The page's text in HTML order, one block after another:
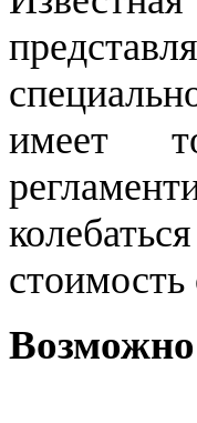
имеет
стоимость
Возможно